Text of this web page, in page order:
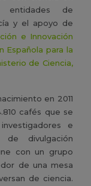
entidades de
y el apoyo de
e Innovación
Española para la
de Ciencia,
en 2011
cafés que se
e
de divulgación
con un grupo
de una mesa
de ciencia.